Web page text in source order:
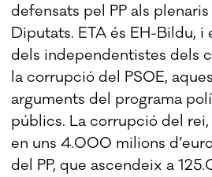
defensats pel PP als
Diputats. ETA és EH-Bildu, i
dels independentistes dels
la corrupció del PSOE,
arguments del programa
públics. La corrupció del
en uns 4.000 milions
del PP, que ascendeix a